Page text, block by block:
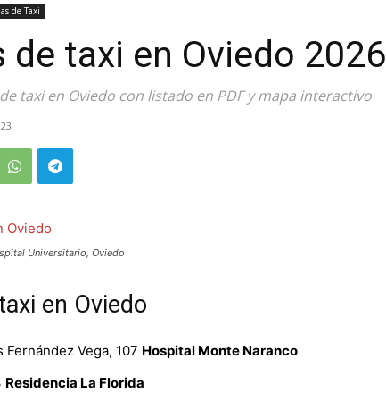
de Taxi
de taxi en Oviedo 2026
taxi en Oviedo con listado en PDF y mapa interactivo
Universitario, Oviedo
en Oviedo
Vega, 107 Hospital Monte Naranco
Residencia La Florida